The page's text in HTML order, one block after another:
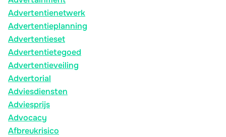
Advertentienetwerk
Advertentieplanning
Advertentieset
Advertentietegoed
Advertentieveiling
Advertorial
Adviesdiensten
Adviesprijs
Advocacy
Afbreukrisico